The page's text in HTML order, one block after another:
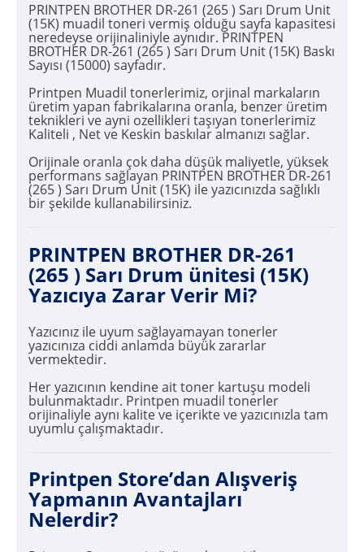
PRINTPEN BROTHER DR-261 (265 ) Sarı Drum Unit
(15K) muadil toneri vermiş olduğu sayfa kapasitesi
neredeyse orijinaliniyle aynıdır. PRINTPEN
BROTHER DR-261 (265 ) Sarı Drum Unit (15K) Baskı
Sayısı (15000) sayfadır.
Printpen Muadil tonerlerimiz, orjinal markaların
üretim yapan fabrikalarına oranla, benzer üretim
teknikleri ve ayni ozellikleri taşıyan tonerlerimiz
Kaliteli , Net ve Keskin baskılar almanızı sağlar.
Orijinale oranla çok daha düşük maliyetle, yüksek
performans sağlayan PRINTPEN BROTHER DR-261
(265 ) Sarı Drum Unit (15K) ile yazıcınızda sağlıklı
bir şekilde kullanabilirsiniz.
PRINTPEN BROTHER DR-261
(265 ) Sarı Drum ünitesi (15K)
Yazıcıya Zarar Verir Mi?
Yazıcınız ile uyum sağlayamayan tonerler
yazıcınıza ciddi anlamda büyük zararlar
vermektedir.
Her yazıcının kendine ait toner kartuşu modeli
bulunmaktadır. Printpen muadil tonerler
orijinaliyle aynı kalite ve içerikte ve yazıcınızla tam
uyumlu çalışmaktadır.
Printpen Store’dan Alışveriş
Yapmanın Avantajları
Nelerdir?